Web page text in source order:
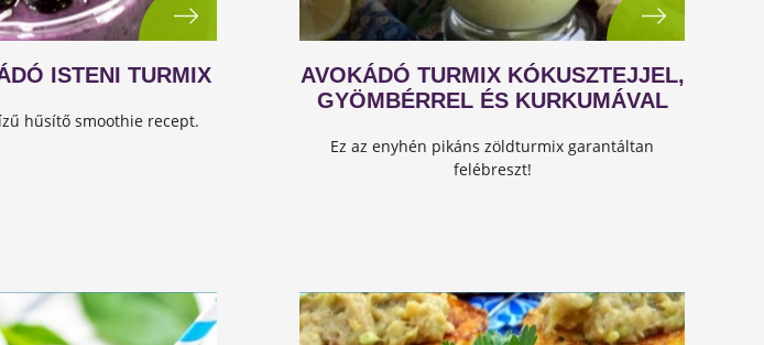
ISTENI TURMIX
hűsítő smoothie recept.
AVOKÁDÓ TURMIX KÓKUSZTEJJEL,
GYÖMBÉRREL ÉS KURKUMÁVAL
Ez az enyhén pikáns zöldturmix garantáltan
felébreszt!